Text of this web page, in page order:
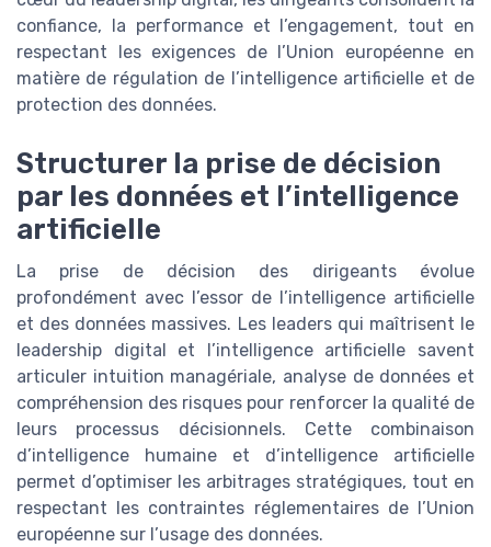
confiance, la performance et l’engagement, tout en
respectant les exigences de l’Union européenne en
matière de régulation de l’intelligence artificielle et de
protection des données.
Structurer la prise de décision
par les données et l’intelligence
artificielle
La prise de décision des dirigeants évolue
profondément avec l’essor de l’intelligence artificielle
et des données massives. Les leaders qui maîtrisent le
leadership digital et l’intelligence artificielle savent
articuler intuition managériale, analyse de données et
compréhension des risques pour renforcer la qualité de
leurs processus décisionnels. Cette combinaison
d’intelligence humaine et d’intelligence artificielle
permet d’optimiser les arbitrages stratégiques, tout en
respectant les contraintes réglementaires de l’Union
européenne sur l’usage des données.